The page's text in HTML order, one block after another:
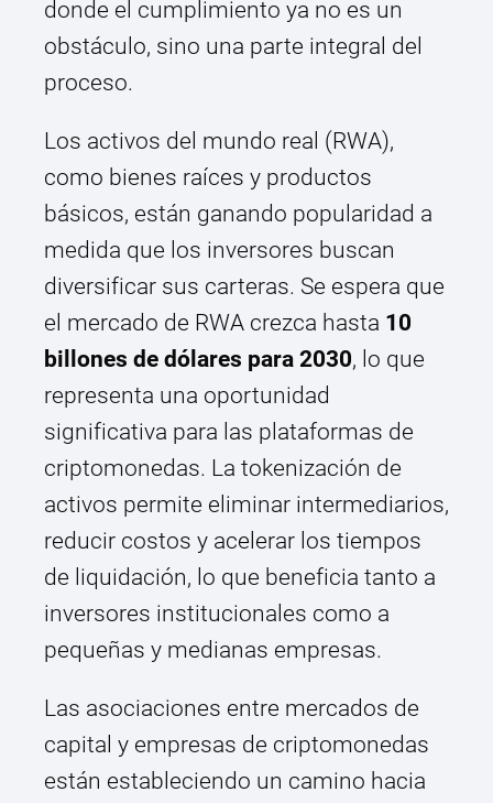
donde el cumplimiento ya no es un
obstáculo, sino una parte integral del
proceso.
Los activos del mundo real (RWA),
como bienes raíces y productos
básicos, están ganando popularidad a
medida que los inversores buscan
diversificar sus carteras. Se espera que
el mercado de RWA crezca hasta 10
billones de dólares para 2030, lo que
representa una oportunidad
significativa para las plataformas de
criptomonedas. La tokenización de
activos permite eliminar intermediarios,
reducir costos y acelerar los tiempos
de liquidación, lo que beneficia tanto a
inversores institucionales como a
pequeñas y medianas empresas.
Las asociaciones entre mercados de
capital y empresas de criptomonedas
están estableciendo un camino hacia